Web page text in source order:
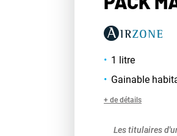
1 litre
Gainable
+ de détails
Les titulaires